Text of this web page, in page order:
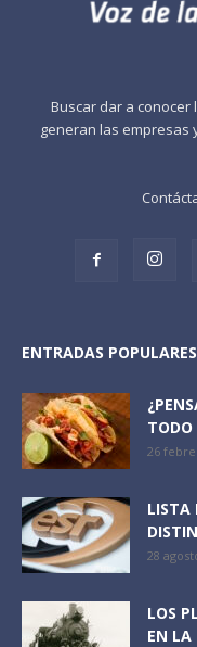
Buscar dar a conocer
generan las empresas
ENTRADAS POPULARES
TODO
26
LISTA
28
LOS
EN LA